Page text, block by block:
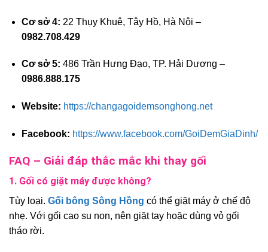
Cơ sở 4: 22 Thụy Khuê, Tây Hồ, Hà Nội –
0982.708.429
Cơ sở 5: 486 Trần Hưng Đạo, TP. Hải Dương –
0986.888.175
Website: https://changagoidemsonghong.net
Facebook: https://www.facebook.com/GoiDemGiaDinh/
FAQ – Giải đáp thắc mắc khi thay gối
1. Gối có giặt máy được không?
Tùy loại. Gối bông Sông Hồng có thể giặt máy ở chế độ
nhẹ. Với gối cao su non, nên giặt tay hoặc dùng vỏ gối
tháo rời.